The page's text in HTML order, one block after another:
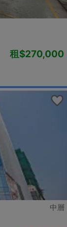
租$270,000
中層